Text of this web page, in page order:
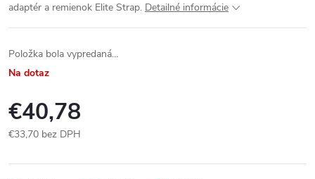
adaptér a remienok Elite Strap. Detailné informácie
Položka bola vypredaná…
Na dotaz
€40,78
€33,70 bez DPH
cena: